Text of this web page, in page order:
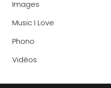
Images
Music I Love
Phono
Vidéos